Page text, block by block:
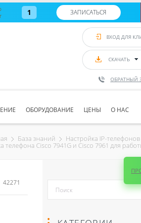
1 ЗАПИСАТЬСЯ
ВХОД ДЛЯ
СКАЧАТЬ
ОБРАТНЫЙ
ОБОРУДОВАНИЕ ЦЕНЫ О НАС
База знаний Настройка IP-телефонов
телефона Cisco 7941G и Cisco 7961 для
42271